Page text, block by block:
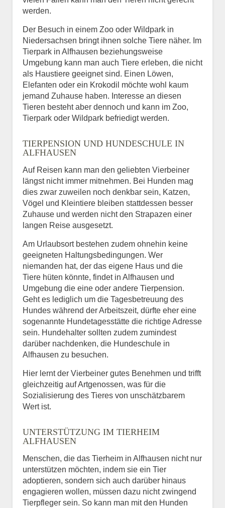
werden.
Der Besuch in einem Zoo oder Wildpark in
Niedersachsen bringt ihnen solche Tiere näher. Im
Tierpark in Alfhausen beziehungsweise
Umgebung kann man auch Tiere erleben, die nicht
als Haustiere geeignet sind. Einen Löwen,
Elefanten oder ein Krokodil möchte wohl kaum
jemand Zuhause haben. Interesse an diesen
Tieren besteht aber dennoch und kann im Zoo,
Tierpark oder Wildpark befriedigt werden.
TIERPENSION UND HUNDESCHULE IN
ALFHAUSEN
Auf Reisen kann man den geliebten Vierbeiner
längst nicht immer mitnehmen. Bei Hunden mag
dies zwar zuweilen noch denkbar sein, Katzen,
Vögel und Kleintiere bleiben stattdessen besser
Zuhause und werden nicht den Strapazen einer
langen Reise ausgesetzt.
Am Urlaubsort bestehen zudem ohnehin keine
geeigneten Haltungsbedingungen. Wer
niemanden hat, der das eigene Haus und die
Tiere hüten könnte, findet in Alfhausen und
Umgebung die eine oder andere Tierpension.
Geht es lediglich um die Tagesbetreuung des
Hundes während der Arbeitszeit, dürfte eher eine
sogenannte Hundetagesstätte die richtige Adresse
sein. Hundehalter sollten zudem zumindest
darüber nachdenken, die Hundeschule in
Alfhausen zu besuchen.
Hier lernt der Vierbeiner gutes Benehmen und trifft
gleichzeitig auf Artgenossen, was für die
Sozialisierung des Tieres von unschätzbarem
Wert ist.
UNTERSTÜTZUNG IM TIERHEIM
ALFHAUSEN
Menschen, die das Tierheim in Alfhausen nicht nur
unterstützen möchten, indem sie ein Tier
adoptieren, sondern sich auch darüber hinaus
engagieren wollen, müssen dazu nicht zwingend
Tierpfleger sein. So kann man mit den Hunden